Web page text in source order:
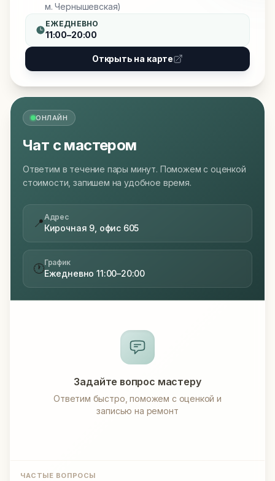
м. Чернышевская)
ЕЖЕДНЕВНО
11:00–20:00
Открыть на карте
ОНЛАЙН
Чат с мастером
Ответим в течение пары минут. Поможем с оценкой
стоимости, запишем на удобное время.
📍Адрес
Кирочная 9, офис 605
🕐График
Ежедневно 11:00–20:00
Задайте вопрос мастеру
Ответим быстро, поможем с оценкой и
записью на ремонт
ЧАСТЫЕ ВОПРОСЫ